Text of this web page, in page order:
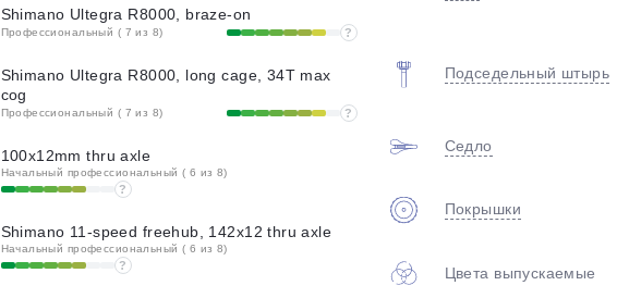
Shimano Ultegra R8000, braze-on
Профессиональный ( 7 из 8) ?
Shimano Ultegra R8000, long cage, 34T max
cog
Профессиональный ( 7 из 8) ?
100x12mm thru axle
Начальный профессиональный ( 6 из 8)
?
Shimano 11-speed freehub, 142x12 thru axle
Начальный профессиональный ( 6 из 8)
?
Подседельный штырь
Седло
Покрышки
Цвета выпускаемые